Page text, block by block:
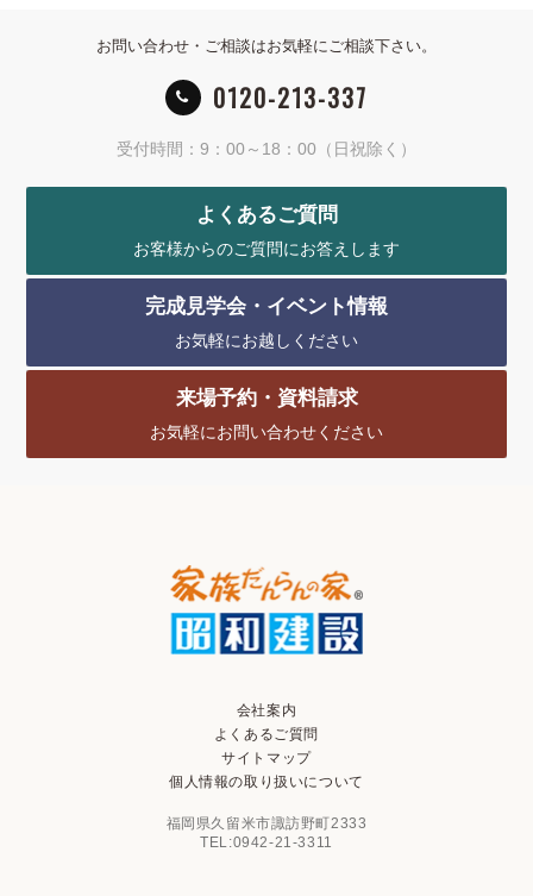
お問い合わせ・ご相談はお気軽にご相談下さい。
0120-213-337
受付時間：9：00～18：00（日祝除く）
よくあるご質問
お客様からのご質問にお答えします
完成見学会・イベント情報
お気軽にお越しください
来場予約・資料請求
お気軽にお問い合わせください
会社案内
よくあるご質問
サイトマップ
個人情報の取り扱いについて
福岡県久留米市諏訪野町2333
TEL:0942-21-3311